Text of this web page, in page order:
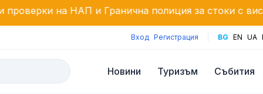
НАП и Гранична полиция за стоки с висок фискален
Вход Регистрация BG EN UA
Новини Туризъм Събития